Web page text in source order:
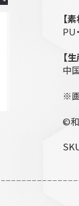
【素
PU
【
中
※
©和